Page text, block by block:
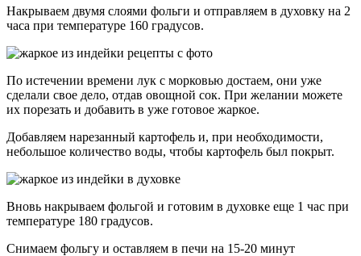
Накрываем двумя слоями фольги и отправляем в духовку на 2
часа при температуре 160 градусов.
По истечении времени лук с морковью достаем, они уже
сделали свое дело, отдав овощной сок. При желании можете
их порезать и добавить в уже готовое жаркое.
Добавляем нарезанный картофель и, при необходимости,
небольшое количество воды, чтобы картофель был покрыт.
Вновь накрываем фольгой и готовим в духовке еще 1 час при
температуре 180 градусов.
Снимаем фольгу и оставляем в печи на 15-20 минут